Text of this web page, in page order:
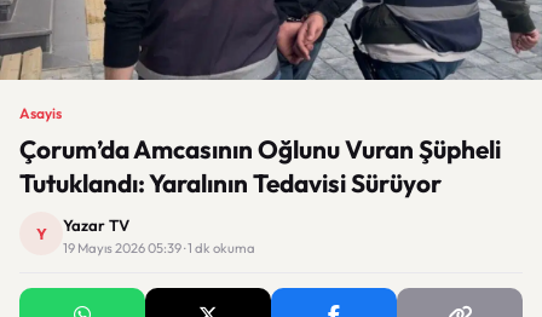
Asayis
Çorum’da Amcasının Oğlunu Vuran Şüpheli
Tutuklandı: Yaralının Tedavisi Sürüyor
Y Yazar TV
19 Mayıs 2026 05:39 · 1 dk okuma